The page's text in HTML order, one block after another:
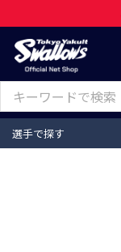
選手で探す